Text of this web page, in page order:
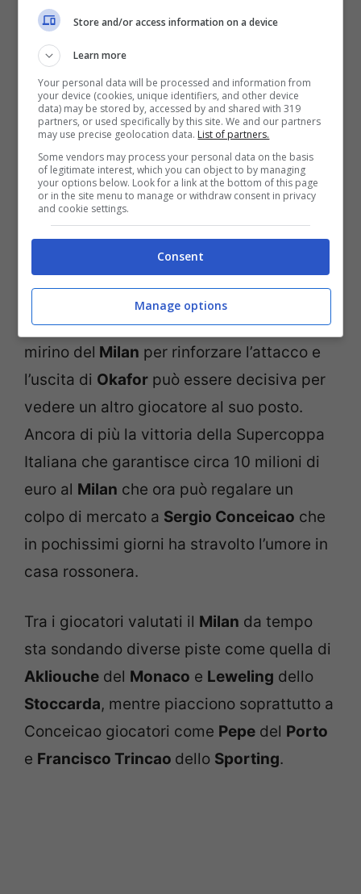
Rashford sceglie la Serie A, c’è un club pronto a chiudere –
Stopandgoal.com (La Presse)
Ci sono diversi giocatori che sono finiti nel
mirino del Milan per rinforzare l’attacco e
l’uscita di Okafor può essere decisiva per
vedere un altro giocatore al suo posto.
Ancora di più la vittoria della Supercoppa
Italiana che garantisce circa 10 milioni di
euro al Milan che ora può regalare un
colpo di mercato a Sergio Conceicao che
in pochissimi giorni ha stravolto l’umore in
casa rossonera.
Tra i giocatori valutati il Milan da tempo
sta sondando diverse piste come quella di
Akliouche del Monaco e Leweling dello
Stoccarda, mentre piacciono soprattutto a
Conceicao giocatori come Pepe del Porto
e Francisco Trincao dello Sporting.
Store and/or access information on a device
Learn more
Your personal data will be processed and information from
your device (cookies, unique identifiers, and other device
data) may be stored by, accessed by and shared with 319
partners, or used specifically by this site. We and our partners
may use precise geolocation data. List of partners.
Some vendors may process your personal data on the basis
of legitimate interest, which you can object to by managing
your options below. Look for a link at the bottom of this page
or in the site menu to manage or withdraw consent in privacy
and cookie settings.
Consent
Manage options